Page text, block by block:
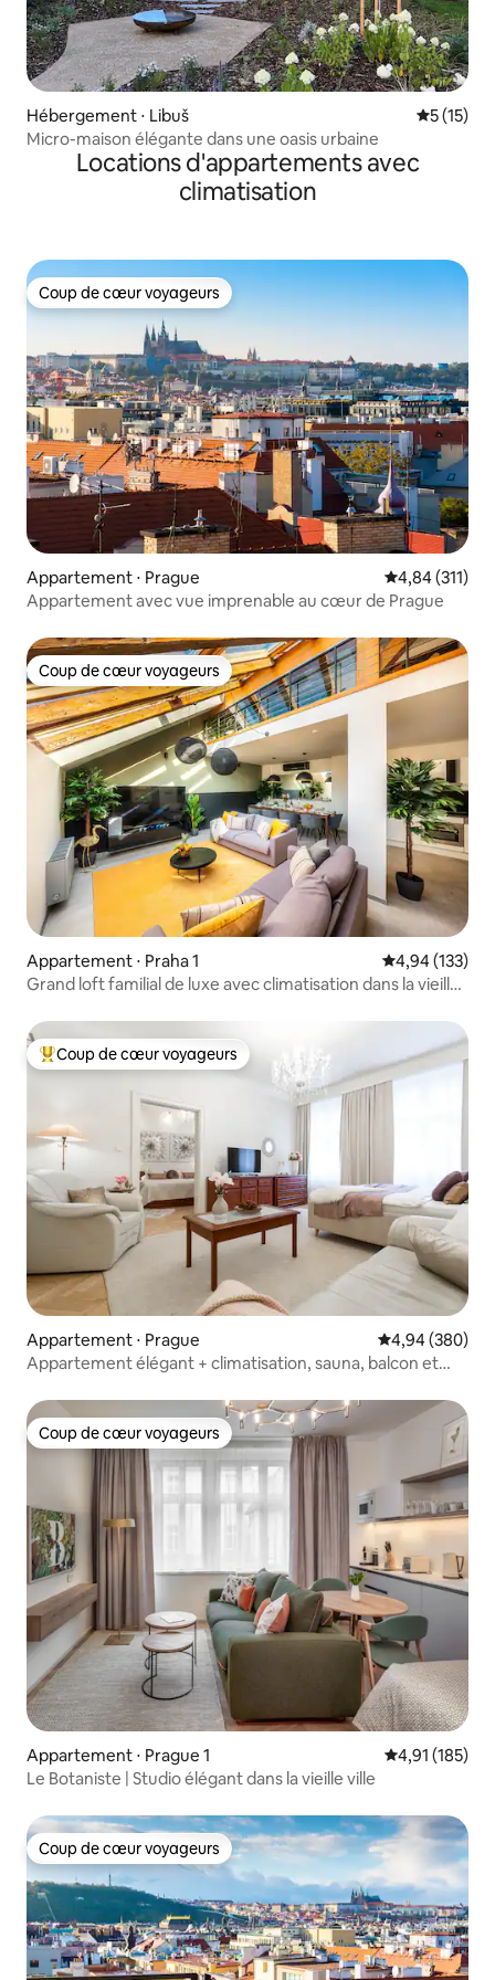
Hébergement ⋅ Libuš
5 (15)
Micro-maison élégante dans une oasis urbaine
Locations d'appartements avec
climatisation
Coup de cœur voyageurs
Coup de cœur voyageurs
Appartement ⋅ Prague Évaluation
4,84 (311)
Appartement avec vue imprenable au cœur de Prague
Coup de cœur voyageurs
Coup de cœur voyageurs
Appartement ⋅ Praha 1 Évaluation
4,94 (133)
Grand loft familial de luxe avec climatisation dans la vieille
Coups de cœur voyageurs les plus appréciés
Coup de cœur voyageurs
Appartement ⋅ Prague Évaluation
4,94 (380)
Appartement élégant + climatisation, sauna, balcon et
Coup de cœur voyageurs
Coup de cœur voyageurs
Appartement ⋅ Prague 1 Évaluation
4,91 (185)
Le Botaniste | Studio élégant dans la vieille ville
Coup de cœur voyageurs
Coup de cœur voyageurs